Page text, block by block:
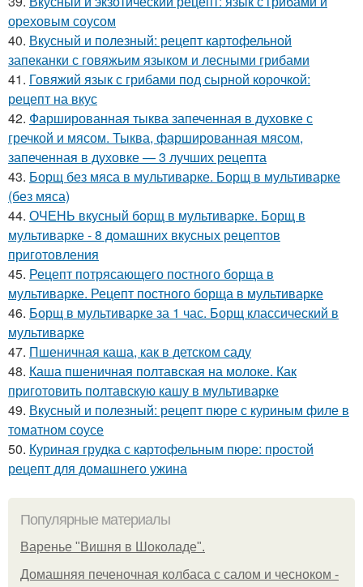
ореховым соусом
40. Вкусный и полезный: рецепт картофельной
запеканки с говяжьим языком и лесными грибами
41. Говяжий язык с грибами под сырной корочкой:
рецепт на вкус
42. Фаршированная тыква запеченная в духовке с
гречкой и мясом. Тыква, фаршированная мясом,
запеченная в духовке — 3 лучших рецепта
43. Борщ без мяса в мультиварке. Борщ в мультиварке
(без мяса)
44. ОЧЕНЬ вкусный борщ в мультиварке. Борщ в
мультиварке - 8 домашних вкусных рецептов
приготовления
45. Рецепт потрясающего постного борща в
мультиварке. Рецепт постного борща в мультиварке
46. Борщ в мультиварке за 1 час. Борщ классический в
мультиварке
47. Пшеничная каша, как в детском саду
48. Каша пшеничная полтавская на молоке. Как
приготовить полтавскую кашу в мультиварке
49. Вкусный и полезный: рецепт пюре с куриным филе в
томатном соусе
50. Куриная грудка с картофельным пюре: простой
рецепт для домашнего ужина
Популярные материалы
Варенье "Вишня в Шоколаде".
Домашняя печеночная колбаса с салом и чесноком -